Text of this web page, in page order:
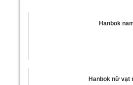
Hanbok
Hanbok nữ vạt